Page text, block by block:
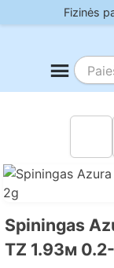
to
Fizinės
Spiningas
TZ 1.93м